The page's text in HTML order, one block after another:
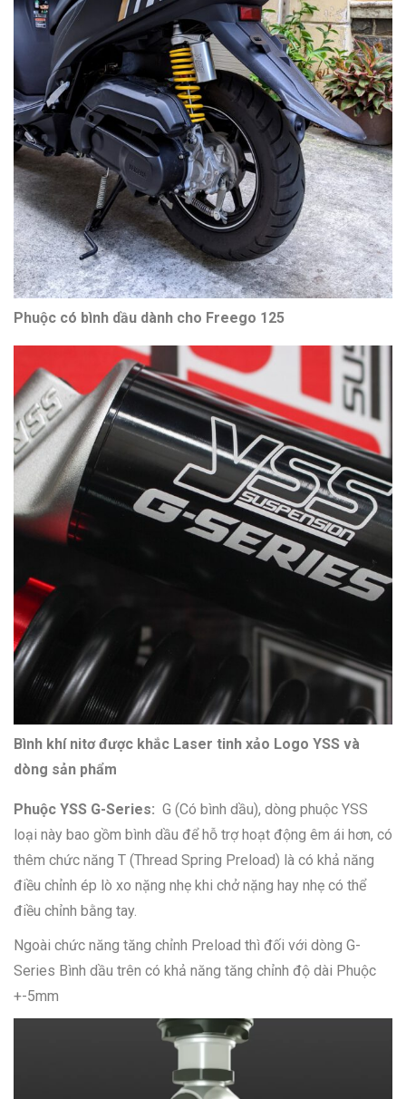
Phuộc có bình dầu dành cho Freego 125
Bình khí nitơ được khắc Laser tinh xảo Logo YSS và
dòng sản phẩm
Phuộc YSS G-Series: G (Có bình dầu), dòng phuộc YSS
loại này bao gồm bình dầu để hỗ trợ hoạt động êm ái hơn, có
thêm chức năng T (Thread Spring Preload) là có khả năng
điều chỉnh ép lò xo nặng nhẹ khi chở nặng hay nhẹ có thể
điều chỉnh bằng tay.
Ngoài chức năng tăng chỉnh Preload thì đối với dòng G-
Series Bình dầu trên có khả năng tăng chỉnh độ dài Phuộc
+-5mm